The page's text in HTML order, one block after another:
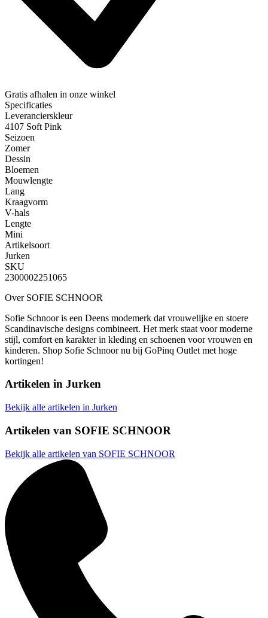
Gratis afhalen in onze winkel
Specificaties
Leverancierskleur
4107 Soft Pink
Seizoen
Zomer
Dessin
Bloemen
Mouwlengte
Lang
Kraagvorm
V-hals
Lengte
Mini
Artikelsoort
Jurken
SKU
2300002251065
Over SOFIE SCHNOOR
Sofie Schnoor is een Deens modemerk dat vrouwelijke en stoere
Scandinavische designs combineert. Het merk staat voor moderne
stijl, comfort en karakter in kleding en schoenen voor vrouwen en
kinderen. Shop Sofie Schnoor nu bij GoPinq Outlet met hoge
kortingen!
Artikelen in Jurken
Bekijk alle artikelen in Jurken
Artikelen van SOFIE SCHNOOR
Bekijk alle artikelen van SOFIE SCHNOOR